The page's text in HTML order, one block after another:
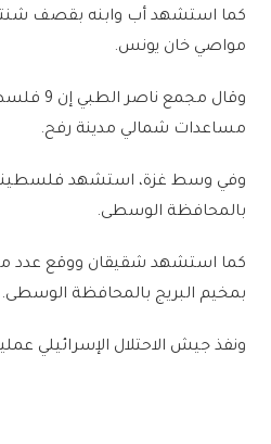
كما استشهد أب وابنه بقصف شنته
مواصي خان يونس.
مساعدات شمالي مدينة رفح.
وفي وسط غزة، استشهد
بالمحافظة الوسطى.
كما استشهد شقيقان ووقع عدد
بمخيم البريج بالمحافظة الوسطى.
ونفذ جيش الاحتلال الإسرائيلي